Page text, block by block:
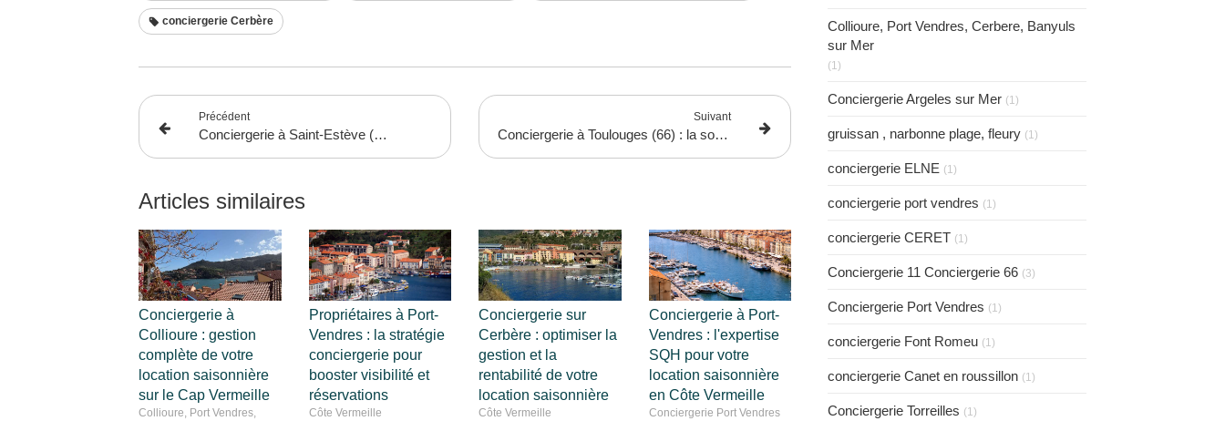
conciergerie Cerbère
Précédent
Conciergerie à Saint-Estève (66) : la solution clé en main pour votre location saisonnière
Suivant
Conciergerie à Toulouges (66) : la solution idéale pour gérer votre location saisonnière
Articles similaires
Conciergerie à
Collioure : gestion
complète de votre
location saisonnière
sur le Cap Vermeille
Collioure, Port Vendres,
Propriétaires à Port-
Vendres : la stratégie
conciergerie pour
booster visibilité et
réservations
Côte Vermeille
Conciergerie sur
Cerbère : optimiser la
gestion et la
rentabilité de votre
location saisonnière
Côte Vermeille
Conciergerie à Port-
Vendres : l'expertise
SQH pour votre
location saisonnière
en Côte Vermeille
Conciergerie Port Vendres
Collioure, Port Vendres, Cerbere, Banyuls
sur Mer
(1)
Conciergerie Argeles sur Mer (1)
gruissan , narbonne plage, fleury (1)
conciergerie ELNE (1)
conciergerie port vendres (1)
conciergerie CERET (1)
Conciergerie 11 Conciergerie 66 (3)
Conciergerie Port Vendres (1)
conciergerie Font Romeu (1)
conciergerie Canet en roussillon (1)
Conciergerie Torreilles (1)